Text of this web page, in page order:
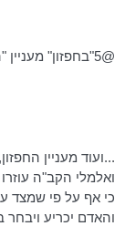
@5"בחפזון "
...ועוד מעניין
ואלמלי הקב"ה
כי אף על פי שמצד
והאדם יכריע